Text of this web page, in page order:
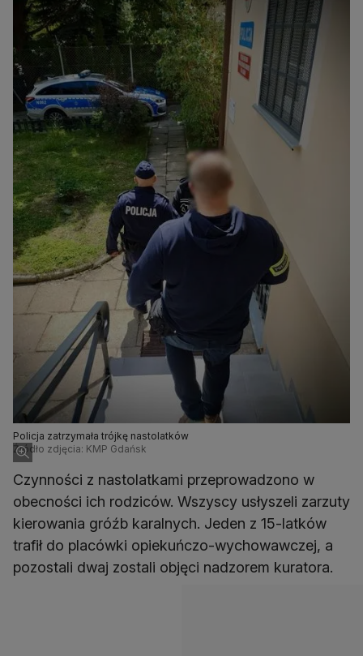
Policja zatrzymała trójkę nastolatków
Źródło zdjęcia: KMP Gdańsk
Czynności z nastolatkami przeprowadzono w
obecności ich rodziców. Wszyscy usłyszeli zarzuty
kierowania gróźb karalnych. Jeden z 15-latków
trafił do placówki opiekuńczo-wychowawczej, a
pozostali dwaj zostali objęci nadzorem kuratora.